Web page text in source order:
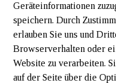
Geräteinformationen
speichern. Durch
erlauben Sie uns und
Browserverhalten oder
Website zu verarbeiten.
auf der Seite über die